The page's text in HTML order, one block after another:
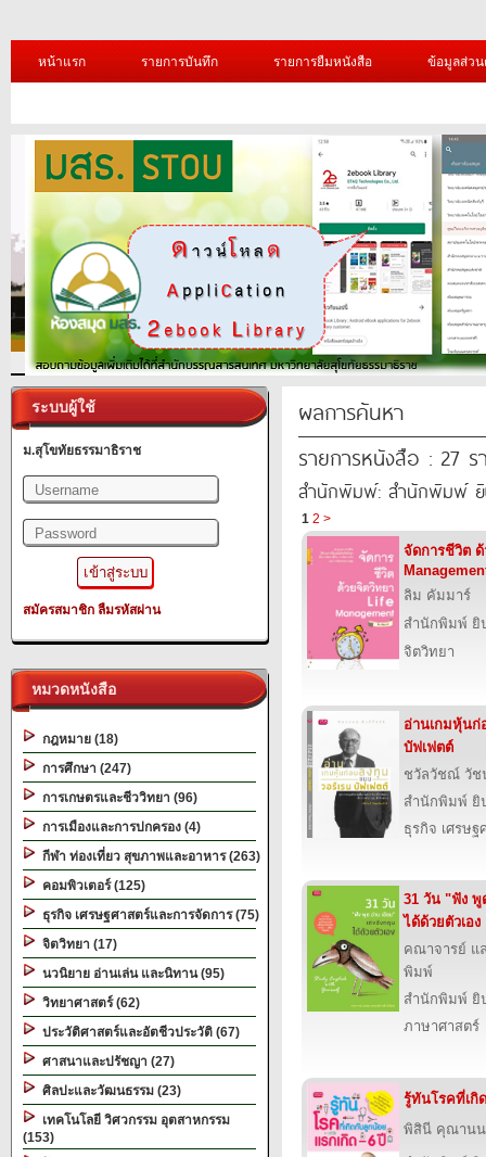
หน้าแรก รายการบันทึก รายการยืมหนังสือ ข้อมูลส่ว
ระบบผู้ใช้
ม.สุโขทัยธรรมาธิราช
สมัครสมาชิก ลืมรหัสผ่าน
หมวดหนังสือ
กฎหมาย (18)
การศึกษา (247)
การเกษตรและชีววิทยา (96)
การเมืองและการปกครอง (4)
กีฬา ท่องเที่ยว สุขภาพและอาหาร (263)
คอมพิวเตอร์ (125)
ธุรกิจ เศรษฐศาสตร์และการจัดการ (75)
จิตวิทยา (17)
นวนิยาย อ่านเล่น และนิทาน (95)
วิทยาศาสตร์ (62)
ประวัติศาสตร์และอัตชีวประวัติ (67)
ศาสนาและปรัชญา (27)
ศิลปะและวัฒนธรรม (23)
เทคโนโลยี วิศวกรรม อุตสาหกรรม
(153)
ผลการค้นหา
รายการหนังสือ : 27 ร
สำนักพิมพ์: สำนักพิมพ์
1 2 >
จัดการชีวิต
ลิม คัมมาร์
สำนักพิมพ์ ยิ
จิตวิทยา
อ่านเกมหุ้นก่
บัฟเฟตต์
ชวัลวัชณ์ วัช
สำนักพิมพ์ ยิ
ธุรกิจ เศรษฐ
31 วัน "ฟัง พู
ได้ด้วยตัวเอง
คณาจารย์ แ
พิมพ์
สำนักพิมพ์ ยิ
ภาษาศาสตร์
รู้ทันโรคที่เกิ
พิสินี คุณาน